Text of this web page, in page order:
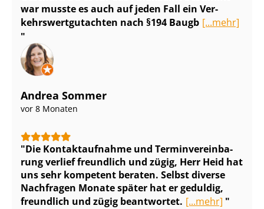
war musste es auch auf jeden Fall ein Ver­
kehrs­wert­gut­ach­ten nach §194 Baugb [...mehr]
Andrea Sommer
vor 8 Monaten
Die Kontaktaufnahme und Ter­min­ver­ein­ba­
rung verlief freundlich und zügig, Herr Heid hat
uns sehr kompetent beraten. Selbst diverse
Nachfragen Monate später hat er geduldig,
freundlich und zügig beantwortet. [...mehr]